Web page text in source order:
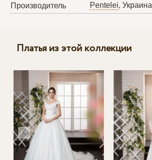
Производитель
Pentelei, Украина
Платья из этой коллекции